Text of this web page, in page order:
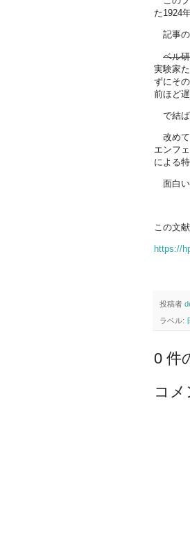
た1924
記事の
ベル
実験家た
ずにそ
前ほど
で結ば
改めて
エンフ
による
面白い
この文
https://
投稿者
ラベル:
0 件
コ